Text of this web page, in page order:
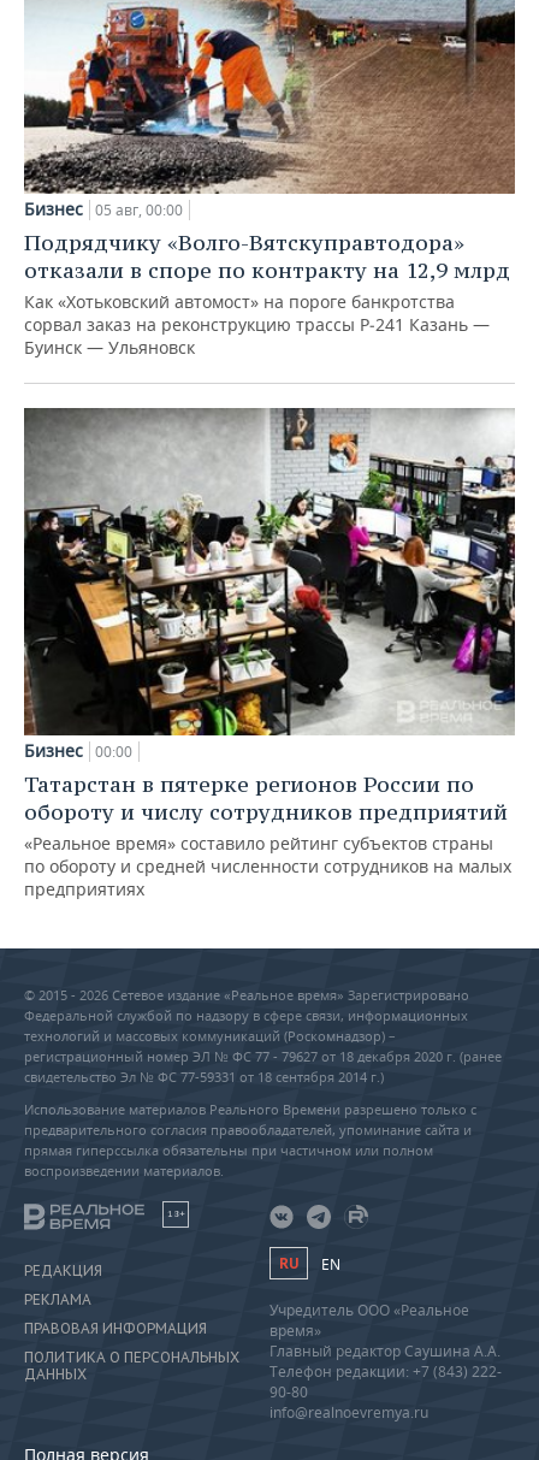
Бизнес 05 авг, 00:00
Подрядчику «Волго-Вятскуправтодора»
отказали в споре по контракту на 12,9 млрд
Как «Хотьковский автомост» на пороге банкротства
сорвал заказ на реконструкцию трассы Р‑241 Казань —
Буинск — Ульяновск
Бизнес 00:00
Татарстан в пятерке регионов России по
обороту и числу сотрудников предприятий
«Реальное время» составило рейтинг субъектов страны
по обороту и средней численности сотрудников на малых
предприятиях
© 2015 - 2026 Сетевое издание «Реальное время» Зарегистрировано
Федеральной службой по надзору в сфере связи, информационных
технологий и массовых коммуникаций (Роскомнадзор) –
регистрационный номер ЭЛ № ФС 77 - 79627 от 18 декабря 2020 г. (ранее
свидетельство Эл № ФС 77-59331 от 18 сентября 2014 г.)
Использование материалов Реального Времени разрешено только с
предварительного согласия правообладателей, упоминание сайта и
прямая гиперссылка обязательны при частичном или полном
воспроизведении материалов.
18+
РЕДАКЦИЯ
РЕКЛАМА
ПРАВОВАЯ ИНФОРМАЦИЯ
ПОЛИТИКА О ПЕРСОНАЛЬНЫХ
ДАННЫХ
Полная версия
RU EN
Учредитель ООО «Реальное
время»
Главный редактор Саушина А.А.
Телефон редакции: +7 (843) 222-
90-80
info@realnoevremya.ru